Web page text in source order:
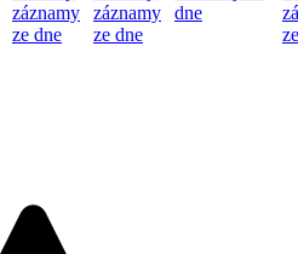
záznamy
ze dne
záznamy
ze dne
dne